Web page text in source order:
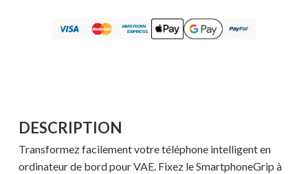
DESCRIPTION
Transformez facilement votre téléphone intelligent en
ordinateur de bord pour VAE. Fixez le SmartphoneGrip à